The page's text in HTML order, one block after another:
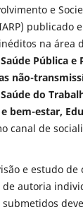
e
publicado
na área
Saúde Pública e
não-
do
bem-estar,
canal de
e estudo de
autoria